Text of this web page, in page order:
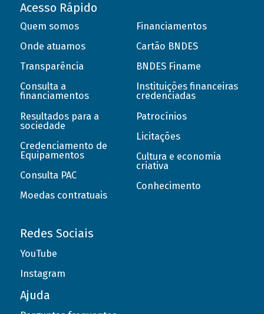
Acesso Rápido
Quem somos
Onde atuamos
Transparência
Consulta a
financiamentos
Resultados para a
sociedade
Credenciamento de
Equipamentos
Consulta PAC
Moedas contratuais
Financiamentos
Cartão BNDES
BNDES Finame
Instituições financeiras
credenciadas
Patrocínios
Licitações
Cultura e economia
criativa
Conhecimento
Redes Sociais
YouTube
Instagram
Ajuda